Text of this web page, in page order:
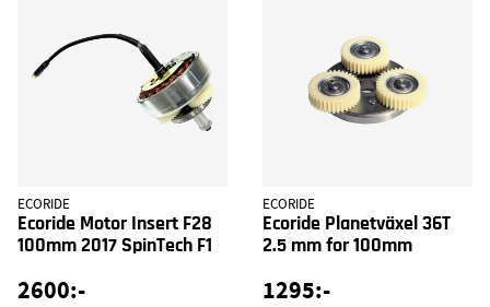
ECORIDE
Ecoride Motor Insert F28
100mm 2017 SpinTech F1
2600:-
ECORIDE
Ecoride Planetväxel 36T
2.5 mm for 100mm
1295:-